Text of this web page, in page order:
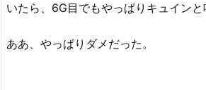
いたら、6G目でもやっぱりキュインと
ああ、やっぱりダメだった。